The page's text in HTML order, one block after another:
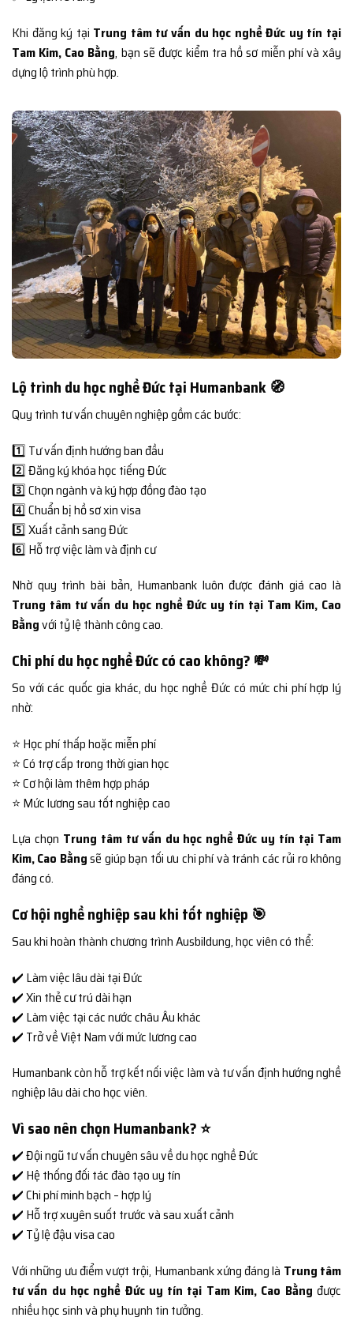
Khi đăng ký tại Trung tâm tư vấn du học nghề Đức uy tín tại
Tam Kim, Cao Bằng, bạn sẽ được kiểm tra hồ sơ miễn phí và xây
dựng lộ trình phù hợp.
Lộ trình du học nghề Đức tại Humanbank 🧭
Quy trình tư vấn chuyên nghiệp gồm các bước:
1️⃣ Tư vấn định hướng ban đầu
2️⃣ Đăng ký khóa học tiếng Đức
3️⃣ Chọn ngành và ký hợp đồng đào tạo
4️⃣ Chuẩn bị hồ sơ xin visa
5️⃣ Xuất cảnh sang Đức
6️⃣ Hỗ trợ việc làm và định cư
Nhờ quy trình bài bản, Humanbank luôn được đánh giá cao là
Trung tâm tư vấn du học nghề Đức uy tín tại Tam Kim, Cao
Bằngvới tỷ lệ thành công cao.
Chi phí du học nghề Đức có cao không? 💸
So với các quốc gia khác, du học nghề Đức có mức chi phí hợp lý
nhờ:
⭐ Học phí thấp hoặc miễn phí
⭐ Có trợ cấp trong thời gian học
⭐ Cơ hội làm thêm hợp pháp
⭐ Mức lương sau tốt nghiệp cao
Lựa chọn Trung tâm tư vấn du học nghề Đức uy tín tại Tam
Kim, Cao Bằngsẽ giúp bạn tối ưu chi phí và tránh các rủi ro không
đáng có.
Cơ hội nghề nghiệp sau khi tốt nghiệp 🎯
Sau khi hoàn thành chương trình Ausbildung, học viên có thể:
✔️ Làm việc lâu dài tại Đức
✔️ Xin thẻ cư trú dài hạn
✔️ Làm việc tại các nước châu Âu khác
✔️ Trở về Việt Nam với mức lương cao
Humanbank còn hỗ trợ kết nối việc làm và tư vấn định hướng nghề
nghiệp lâu dài cho học viên.
Vì sao nên chọn Humanbank? ⭐
✔️ Đội ngũ tư vấn chuyên sâu về du học nghề Đức
✔️ Hệ thống đối tác đào tạo uy tín
✔️ Chi phí minh bạch – hợp lý
✔️ Hỗ trợ xuyên suốt trước và sau xuất cảnh
✔️ Tỷ lệ đậu visa cao
Với những ưu điểm vượt trội, Humanbank xứng đáng là Trung tâm
tư vấn du học nghề Đức uy tín tại Tam Kim, Cao Bằng được
nhiều học sinh và phụ huynh tin tưởng.